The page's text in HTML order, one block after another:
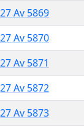
27 Av 5869
27 Av 5870
27 Av 5871
27 Av 5872
27 Av 5873